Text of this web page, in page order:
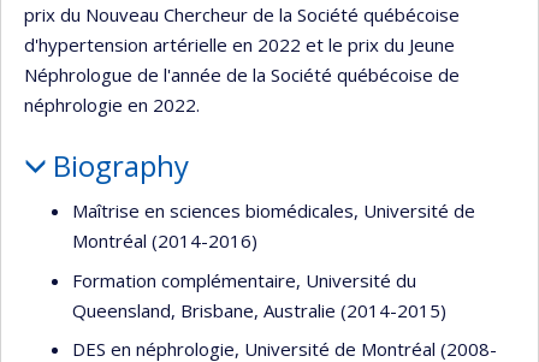
prix du Nouveau Chercheur de la Société québécoise
d'hypertension artérielle en 2022 et le prix du Jeune
Néphrologue de l'année de la Société québécoise de
néphrologie en 2022.
Biography
Maîtrise en sciences biomédicales, Université de
Montréal (2014-2016)
Formation complémentaire, Université du
Queensland, Brisbane, Australie (2014-2015)
DES en néphrologie, Université de Montréal (2008-